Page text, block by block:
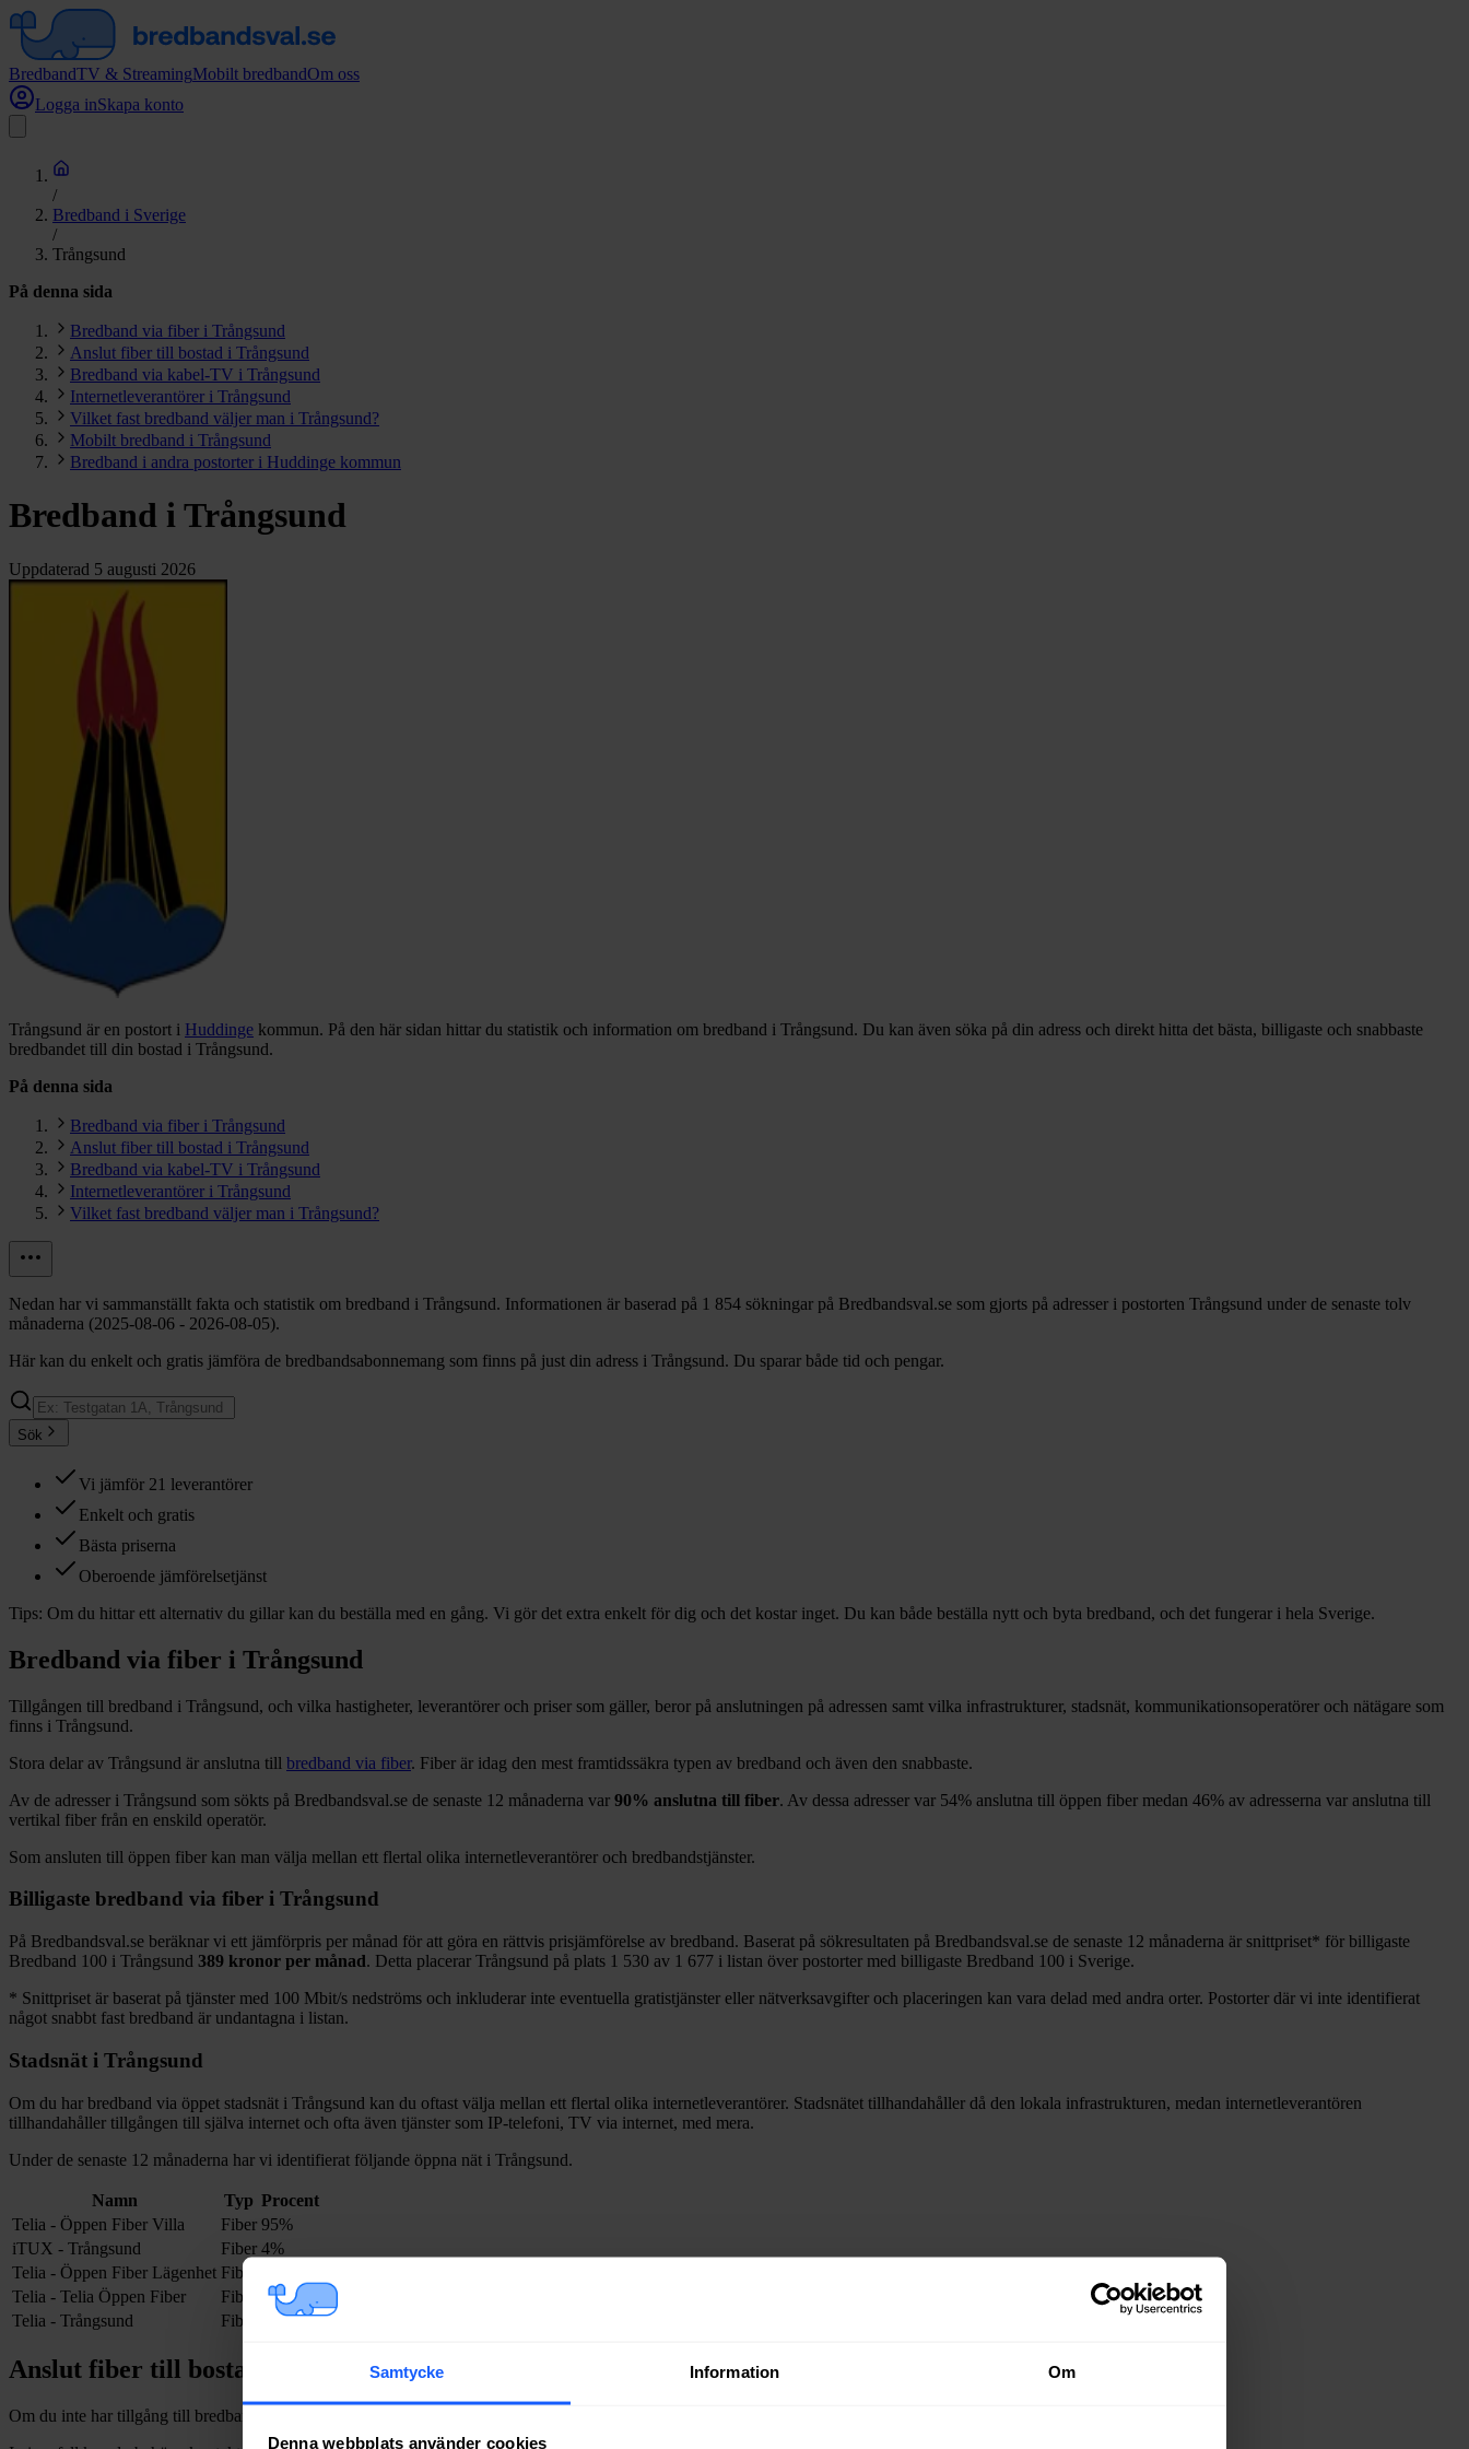
Samtycke Information Om
Denna webbplats använder cookies
BredbandTV & StreamingMobilt bredbandOm oss
Logga inSkapa konto
/
Bredband i Sverige
/
Trångsund
På denna sida
Bredband via fiber i Trångsund
Anslut fiber till bostad i Trångsund
Bredband via kabel-TV i Trångsund
Internetleverantörer i Trångsund
Vilket fast bredband väljer man i Trångsund?
Mobilt bredband i Trångsund
Bredband i andra postorter i Huddinge kommun
Bredband i Trångsund
Uppdaterad 5 augusti 2026
Trångsund är en postort i Huddinge kommun. På den här sidan hittar du statistik och information om bredband i Trångsund. Du kan även söka på din adress och direkt hitta det bästa, billigaste och snabbaste
bredbandet till din bostad i Trångsund.
På denna sida
Bredband via fiber i Trångsund
Anslut fiber till bostad i Trångsund
Bredband via kabel-TV i Trångsund
Internetleverantörer i Trångsund
Vilket fast bredband väljer man i Trångsund?
Nedan har vi sammanställt fakta och statistik om bredband i Trångsund. Informationen är baserad på 1 854 sökningar på Bredbandsval.se som gjorts på adresser i postorten Trångsund under de senaste tolv
månaderna (2025-08-06 - 2026-08-05).
Här kan du enkelt och gratis jämföra de bredbandsabonnemang som finns på just din adress i Trångsund. Du sparar både tid och pengar.
Sök
Vi jämför 21 leverantörer
Enkelt och gratis
Bästa priserna
Oberoende jämförelsetjänst
Tips: Om du hittar ett alternativ du gillar kan du beställa med en gång. Vi gör det extra enkelt för dig och det kostar inget. Du kan både beställa nytt och byta bredband, och det fungerar i hela Sverige.
Bredband via fiber i Trångsund
Tillgången till bredband i Trångsund, och vilka hastigheter, leverantörer och priser som gäller, beror på anslutningen på adressen samt vilka infrastrukturer, stadsnät, kommunikationsoperatörer och nätägare som
finns i Trångsund.
Stora delar av Trångsund är anslutna till bredband via fiber. Fiber är idag den mest framtidssäkra typen av bredband och även den snabbaste.
Av de adresser i Trångsund som sökts på Bredbandsval.se de senaste 12 månaderna var 90% anslutna till fiber. Av dessa adresser var 54% anslutna till öppen fiber medan 46% av adresserna var anslutna till
vertikal fiber från en enskild operatör.
Som ansluten till öppen fiber kan man välja mellan ett flertal olika internetleverantörer och bredbandstjänster.
Billigaste bredband via fiber i Trångsund
På Bredbandsval.se beräknar vi ett jämförpris per månad för att göra en rättvis prisjämförelse av bredband. Baserat på sökresultaten på Bredbandsval.se de senaste 12 månaderna är snittpriset* för billigaste
Bredband 100 i Trångsund 389 kronor per månad. Detta placerar Trångsund på plats 1 530 av 1 677 i listan över postorter med billigaste Bredband 100 i Sverige.
* Snittpriset är baserat på tjänster med 100 Mbit/s nedströms och inkluderar inte eventuella gratistjänster eller nätverksavgifter och placeringen kan vara delad med andra orter. Postorter där vi inte identifierat
något snabbt fast bredband är undantagna i listan.
Stadsnät i Trångsund
Om du har bredband via öppet stadsnät i Trångsund kan du oftast välja mellan ett flertal olika internetleverantörer. Stadsnätet tillhandahåller då den lokala infrastrukturen, medan internetleverantören
tillhandahåller tillgången till själva internet och ofta även tjänster som IP-telefoni, TV via internet, med mera.
Under de senaste 12 månaderna har vi identifierat följande öppna nät i Trångsund.
Namn Typ Procent
Telia - Öppen Fiber Villa
Fiber 95%
iTUX - Trångsund
Fiber 4%
Telia - Öppen Fiber Lägenhet Fiber
Telia - Telia Öppen Fiber
Fiber
<1%
Telia - Trångsund
Fiber <1%
Anslut fiber till bostad i Trångsund
Om du inte har tillgång till bredband via fiber och vill dra in och installera fiber till en bostad eller lokal i